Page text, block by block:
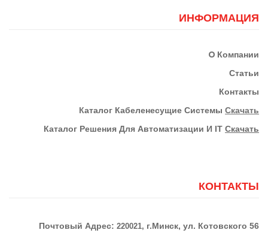
ИНФОРМАЦИЯ
О Компании
Статьи
Контакты
КАталог Кабеленесущие Системы Скачать
Каталог Решения Для Автоматизации И IT Скачать
КОНТАКТЫ
Почтовый Адрес: 220021, г.Минск, ул. Котовского 56